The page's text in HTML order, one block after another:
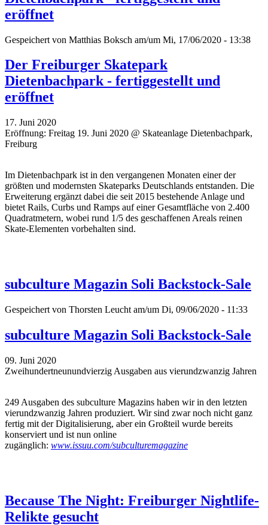
eröffnet
Gespeichert von Matthias Boksch am/um Mi, 17/06/2020 - 13:38
Der Freiburger Skatepark
Dietenbachpark - fertiggestellt und
eröffnet
17. Juni 2020
Eröffnung: Freitag 19. Juni 2020 @ Skateanlage Dietenbachpark,
Freiburg
Im Dietenbachpark ist in den vergangenen Monaten einer der
größten und modernsten Skateparks Deutschlands entstanden. Die
Erweiterung ergänzt dabei die seit 2015 bestehende Anlage und
bietet Rails, Curbs und Ramps auf einer Gesamtfläche von 2.400
Quadratmetern, wobei rund 1/5 des geschaffenen Areals reinen
Skate-Elementen vorbehalten sind.
subculture Magazin Soli Backstock-Sale
Gespeichert von Thorsten Leucht am/um Di, 09/06/2020 - 11:33
subculture Magazin Soli Backstock-Sale
09. Juni 2020
Zweihundertneunundvierzig Ausgaben aus vierundzwanzig Jahren
249 Ausgaben des subculture Magazins haben wir in den letzten
vierundzwanzig Jahren produziert. Wir sind zwar noch nicht ganz
fertig mit der Digitalisierung, aber ein Großteil wurde bereits
konserviert und ist nun online
zugänglich: www.issuu.com/subculturemagazine
Because The Night: Freiburger Nightlife-
Relikte gesucht